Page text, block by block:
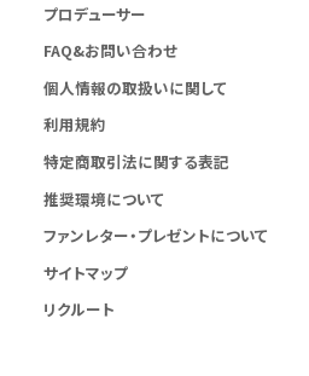
プロデューサー
FAQ&お問い合わせ
個人情報の取扱いに関して
利用規約
特定商取引法に関する表記
推奨環境について
ファンレター・プレゼントについて
サイトマップ
リクルート